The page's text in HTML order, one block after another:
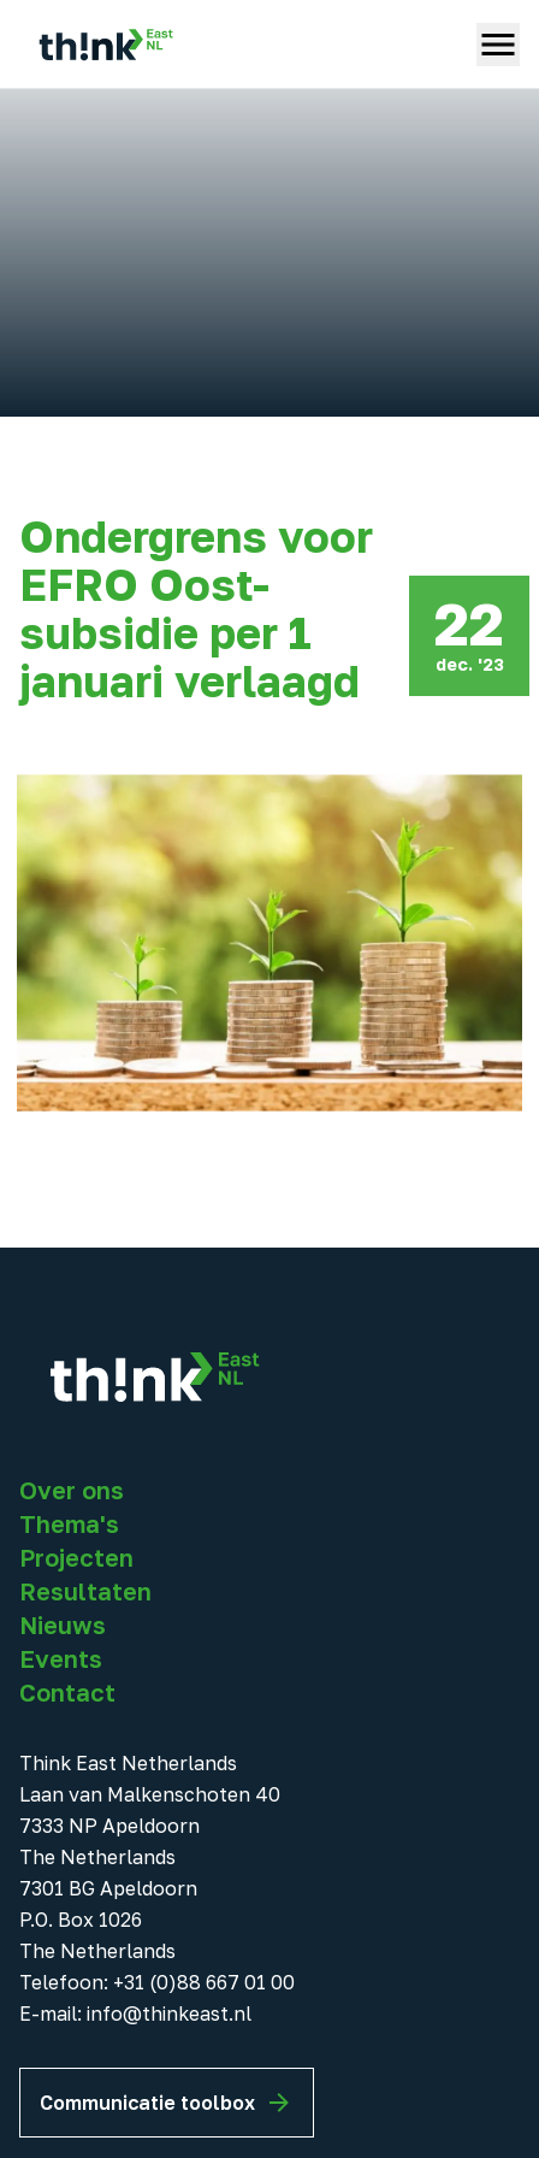
Ondergrens voor
EFRO Oost-
subsidie per 1
januari verlaagd
22
dec. '23
Over ons
Thema's
Projecten
Resultaten
Nieuws
Events
Contact
Think East Netherlands
Laan van Malkenschoten 40
7333 NP Apeldoorn
The Netherlands
7301 BG Apeldoorn
P.O. Box 1026
The Netherlands
Telefoon: +31 (0)88 667 01 00
E-mail: info@thinkeast.nl
Communicatie toolbox